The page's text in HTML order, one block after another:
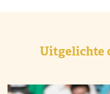
Uitgelichte